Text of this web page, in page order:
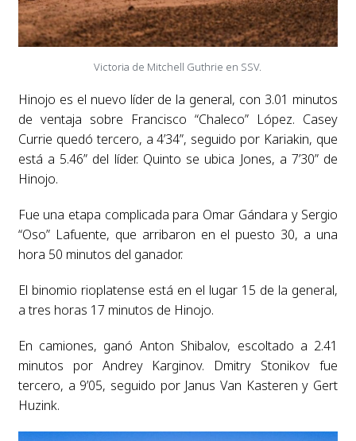
Victoria de Mitchell Guthrie en SSV.
Hinojo es el nuevo líder de la general, con 3.01 minutos
de ventaja sobre Francisco “Chaleco” López. Casey
Currie quedó tercero, a 4’34”, seguido por Kariakin, que
está a 5.46” del líder. Quinto se ubica Jones, a 7’30” de
Hinojo.
Fue una etapa complicada para Omar Gándara y Sergio
“Oso” Lafuente, que arribaron en el puesto 30, a una
hora 50 minutos del ganador.
El binomio rioplatense está en el lugar 15 de la general,
a tres horas 17 minutos de Hinojo.
En camiones, ganó Anton Shibalov, escoltado a 2.41
minutos por Andrey Karginov. Dmitry Stonikov fue
tercero, a 9’05, seguido por Janus Van Kasteren y Gert
Huzink.